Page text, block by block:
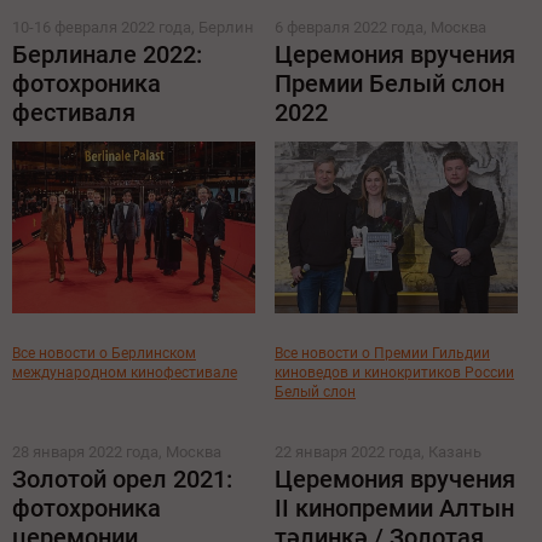
10-16 февраля 2022 года, Берлин
Берлинале 2022:
фотохроника
фестиваля
Все новости о Берлинском
международном кинофестивале
6 февраля 2022 года, Москва
Церемония вручения
Премии Белый слон
2022
Все новости о Премии Гильдии
киноведов и кинокритиков России
Белый слон
28 января 2022 года, Москва
Золотой орел 2021:
фотохроника
22 января 2022 года, Казань
Церемония вручения
II кинопремии Алтын